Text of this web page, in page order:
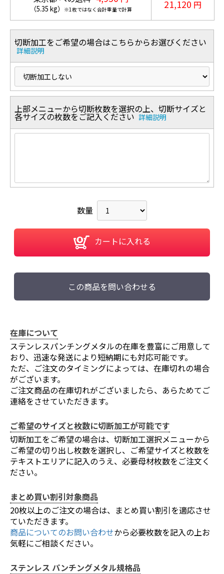
（5.35 kg） ※1枚ではなく合計重量で計算 21,120 円
切断加工をご希望の場合はこちらからお選びください
詳細説明
上部メニューから切断枚数を選択の上、切断サイズと
各サイズの枚数をご記入ください 詳細説明
数量
カートに入れる
この商品を問い合わせる
お買い物を続ける カートへ進む
在庫について
ステンレスパンチングメタルの在庫を豊富にご用意して
おり、迅速な発送により短納期にも対応可能です。
ただ、ご注文のタイミングによっては、在庫切れの場合
がございます。
ご注文商品の在庫切れがございましたら、あらためてご
連絡をさせていただきます。
ご希望のサイズと枚数に切断加工が可能です
切断加工をご希望の場合は、切断加工選択メニューから
ご希望の切り出し枚数を選択し、ご希望サイズと枚数を
テキストエリアに記入のうえ、必要母材枚数をご注文く
ださい。
まとめ買い割引対象商品
20枚以上のご注文の場合は、まとめ買い割引を適応させ
ていただきます。
商品についてのお問い合わせから必要枚数を記入の上お
気軽にご相談ください。
ステンレス パンチングメタル規格品